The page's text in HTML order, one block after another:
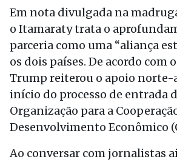
Em nota divulgada na
o Itamaraty trata o
parceria como uma “aliança
os dois países. De acordo com
Trump reiterou o apoio norte-
início do processo de entrada
Organização para a
Desenvolvimento Econômico
Ao conversar com jornalistas